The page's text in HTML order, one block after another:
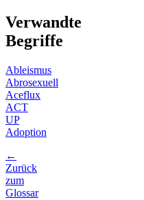
Verwandte
Begriffe
Ableismus
Abrosexuell
Aceflux
ACT
UP
Adoption
←
Zurück
zum
Glossar